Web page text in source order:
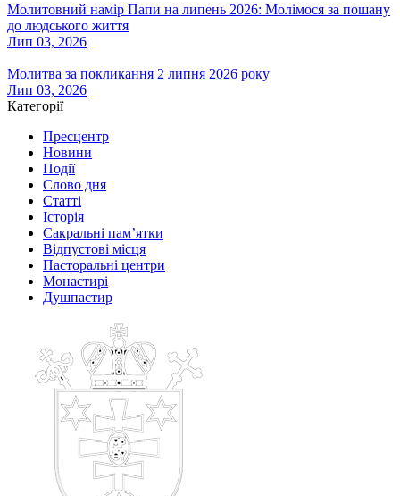
Молитовний намір Папи на липень 2026: Молімося за пошану
до людського життя
Лип 03, 2026
Молитва за покликання 2 липня 2026 року
Лип 03, 2026
Категорії
Пресцентр
Новини
Події
Слово дня
Статті
Історія
Сакральні пам’ятки
Відпустові місця
Пасторальні центри
Монастирі
Душпастир